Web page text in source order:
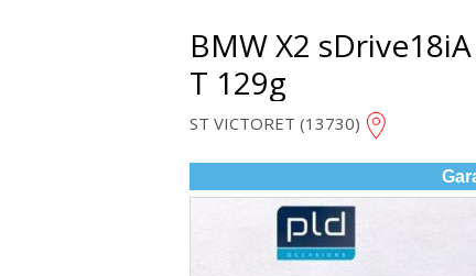
BMW X2
T 129g
ST VICTORET (13730)